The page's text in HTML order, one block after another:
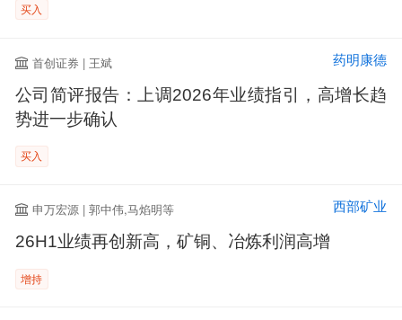
买入
首创证券 | 王斌 药明康德
公司简评报告：上调2026年业绩指引，高增长趋
势进一步确认
买入
申万宏源 | 郭中伟,马焰明等 西部矿业
26H1业绩再创新高，矿铜、冶炼利润高增
增持